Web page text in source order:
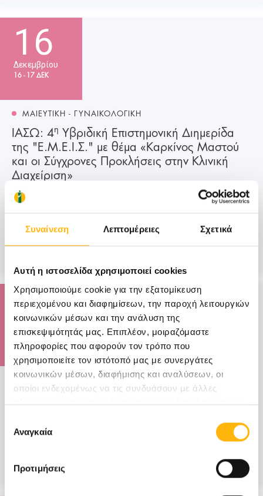
Συναίνεση Λεπτομέρειες Σχετικά
Αυτή η ιστοσελίδα χρησιμοποιεί cookies
Χρησιμοποιούμε cookie για την εξατομίκευση
περιεχομένου και διαφημίσεων, την παροχή λειτουργιών
κοινωνικών μέσων και την ανάλυση της
επισκεψιμότητάς μας. Επιπλέον, μοιραζόμαστε
πληροφορίες που αφορούν τον τρόπο που
χρησιμοποιείτε τον ιστότοπό μας με συνεργάτες
κοινωνικών μέσων, διαφήμισης και αναλύσεων, οι
οποίοι ενδεχομένως να τις συνδυάσουν με άλλες
πληροφορίες που τους έχετε παραχωρήσει ή τις οποίες
των υπηρεσιών τους.
συγκατάθεσης
Αναγκαία
Προτιμήσεις
16
Δεκεμβρίου
16 - 17 ΔΕΚ
ΜΑΙΕΥΤΙΚΗ - ΓΥΝΑΙΚΟΛΟΓΙΚΗ
ΙΑΣΩ: 4η Υβριδική Επιστημονική Διημερίδα
της "Ε.Μ.Ε.Ι.Σ." με θέμα «Καρκίνος Μαστού
και οι Σύγχρονες Προκλήσεις στην Κλινική
Διαχείριση»
Σας ενημερώνουμε ότι η Ε.Μ.Ε.Ι.Σ. (Επιστημονική
Μαστολογική Εταιρεία - Ίαση - Στήριξη) διοργανώνει την
4η Υβριδική Επιστημονική Διημερίδα με θέμα «Καρκίνος
Μαστού και οι Σύγχρονες Προκλήσει...
15
Δεκεμβρίου
ΜΑΙΕΥΤΙΚΗ - ΓΥΝΑΙΚΟΛΟΓΙΚΗ
ΕΠΙΣΤΗΜΟΝΙΚΗ ΔΙΑΛΕΞΗ ΙΑΣΩ
2023 και ώρα 12:30 θα πραγματοποιηθεί η Επιστημονική
Διάλεξη το...
Μάθετε Περισσότερα